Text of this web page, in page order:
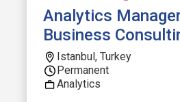
Analytics
Business
Istanbul, Turkey
Permanent
Analytics